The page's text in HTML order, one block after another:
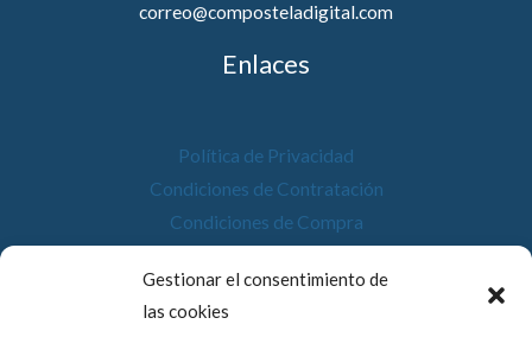
Gestionar el consentimiento de
las cookies
correo@composteladigital.com
Enlaces
Política de Privacidad
Condiciones de Contratación
Condiciones de Compra
Política de Cookies
Accesibilidad